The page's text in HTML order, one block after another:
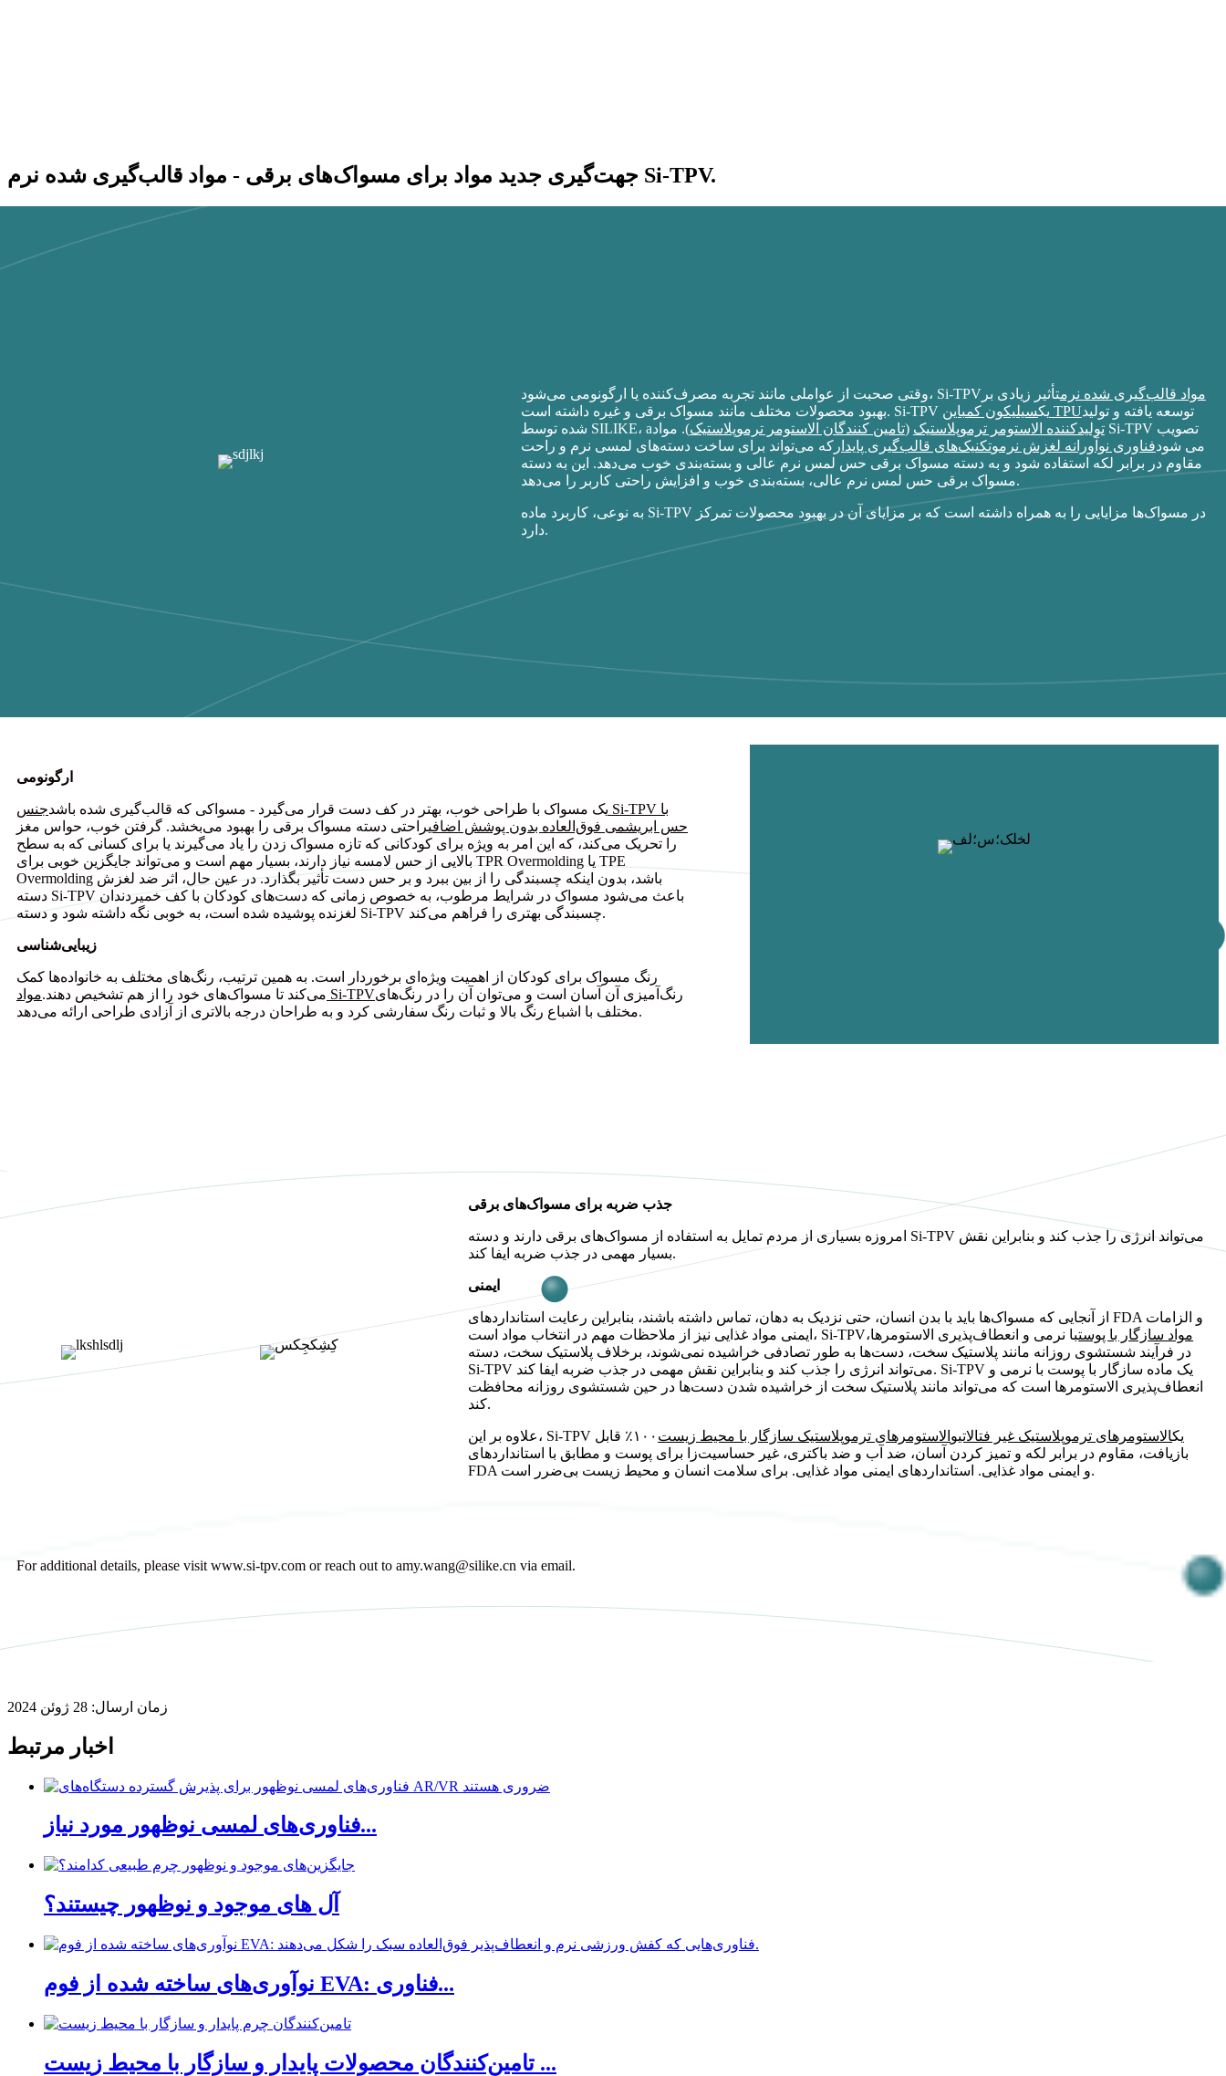
جهت‌گیری جدید مواد برای مسواک‌های برقی - مواد قالب‌گیری شده نرم Si-TPV.
وقتی صحبت از عواملی مانند تجربه مصرف‌کننده یا ارگونومی می‌شود، Si-TPV مواد قالب‌گیری شده نرمتأثیر زیادی بر
بهبود محصولات مختلف مانند مسواک برقی و غیره داشته است. Si-TPV یک سیلیکون کمباین TPUتوسعه یافته و تولید
شده توسط SILIKE، a
تولیدکننده الاستومر ترموپلاستیک (تامین کنندگان الاستومر ترموپلاستیک). مواد Si-TPV تصویب
می شودفناوری نوآورانه لغزش نرموتکنیک‌های قالب‌گیری پایدارکه می‌تواند برای ساخت دسته‌های لمسی نرم و راحت
مقاوم در برابر لکه استفاده شود و به دسته مسواک برقی حس لمس نرم عالی و بسته‌بندی خوب می‌دهد. این به دسته
مسواک برقی حس لمس نرم عالی، بسته‌بندی خوب و افزایش راحتی کاربر را می‌دهد.
به نوعی، کاربرد ماده Si-TPV در مسواک‌ها مزایایی را به همراه داشته است که بر مزایای آن در بهبود محصولات تمرکز
دارد.
ارگونومی
یک مسواک با طراحی خوب، بهتر در کف دست قرار می‌گیرد - مسواکی که قالب‌گیری شده باشدجنس Si-TPV با
حس ابریشمی فوق‌العاده بدون پوشش اضافیراحتی دسته مسواک برقی را بهبود می‌بخشد. گرفتن خوب، حواس مغز
را تحریک می‌کند، که این امر به ویژه برای کودکانی که تازه مسواک زدن را یاد می‌گیرند یا برای کسانی که به سطح
بالایی از حس لامسه نیاز دارند، بسیار مهم است و می‌تواند جایگزین خوبی برای TPR Overmolding یا TPE
Overmolding باشد، بدون اینکه چسبندگی را از بین ببرد و بر حس دست تأثیر بگذارد. در عین حال، اثر ضد لغزش
دسته Si-TPV باعث می‌شود مسواک در شرایط مرطوب، به خصوص زمانی که دست‌های کودکان با کف خمیردندان
لغزنده پوشیده شده است، به خوبی نگه داشته شود و دسته Si-TPV چسبندگی بهتری را فراهم می‌کند.
زیبایی‌شناسی
رنگ مسواک برای کودکان از اهمیت ویژه‌ای برخوردار است. به همین ترتیب، رنگ‌های مختلف به خانواده‌ها کمک
می‌کند تا مسواک‌های خود را از هم تشخیص دهند. مواد Si-TPVرنگ‌آمیزی آن آسان است و می‌توان آن را در رنگ‌های
مختلف با اشباع رنگ بالا و ثبات رنگ سفارشی کرد و به طراحان درجه بالاتری از آزادی طراحی ارائه می‌دهد.
جذب ضربه برای مسواک‌های برقی
امروزه بسیاری از مردم تمایل به استفاده از مسواک‌های برقی دارند و دسته Si-TPV می‌تواند انرژی را جذب کند و بنابراین نقش
بسیار مهمی در جذب ضربه ایفا کند.
ایمنی
از آنجایی که مسواک‌ها باید با بدن انسان، حتی نزدیک به دهان، تماس داشته باشند، بنابراین رعایت استانداردهای FDA و الزامات
ایمنی مواد غذایی نیز از ملاحظات مهم در انتخاب مواد است، Si-TPV
مواد سازگار با پوستبا نرمی و انعطاف‌پذیری الاستومرها،
در فرآیند شستشوی روزانه مانند پلاستیک سخت، دست‌ها به طور تصادفی خراشیده نمی‌شوند، برخلاف پلاستیک سخت، دسته
Si-TPV می‌تواند انرژی را جذب کند و بنابراین نقش مهمی در جذب ضربه ایفا کند. Si-TPV یک ماده سازگار با پوست با نرمی و
انعطاف‌پذیری الاستومرها است که می‌تواند مانند پلاستیک سخت از خراشیده شدن دست‌ها در حین شستشوی روزانه محافظت
کند.
علاوه بر این، Si-TPV یکالاستومرهای ترموپلاستیک غیر فتالاتیو الاستومرهای ترموپلاستیک سازگار با محیط زیست
۱۰۰٪ قابل
بازیافت، مقاوم در برابر لکه و تمیز کردن آسان، ضد آب و ضد باکتری، غیر حساسیت‌زا برای پوست و مطابق با استانداردهای
FDA و ایمنی مواد غذایی. استانداردهای ایمنی مواد غذایی. برای سلامت انسان و محیط زیست بی‌ضرر است.
For additional details, please visit www.si-tpv.com or reach out to amy.wang@silike.cn via email.
زمان ارسال: 28 ژوئن 2024
اخبار مرتبط
فناوری‌های لمسی نوظهور مورد نیاز...
آل های موجود و نوظهور چیستند؟
نوآوری‌های ساخته شده از فوم EVA: فناوری...
تامین‌کنندگان محصولات پایدار و سازگار با محیط زیست ...